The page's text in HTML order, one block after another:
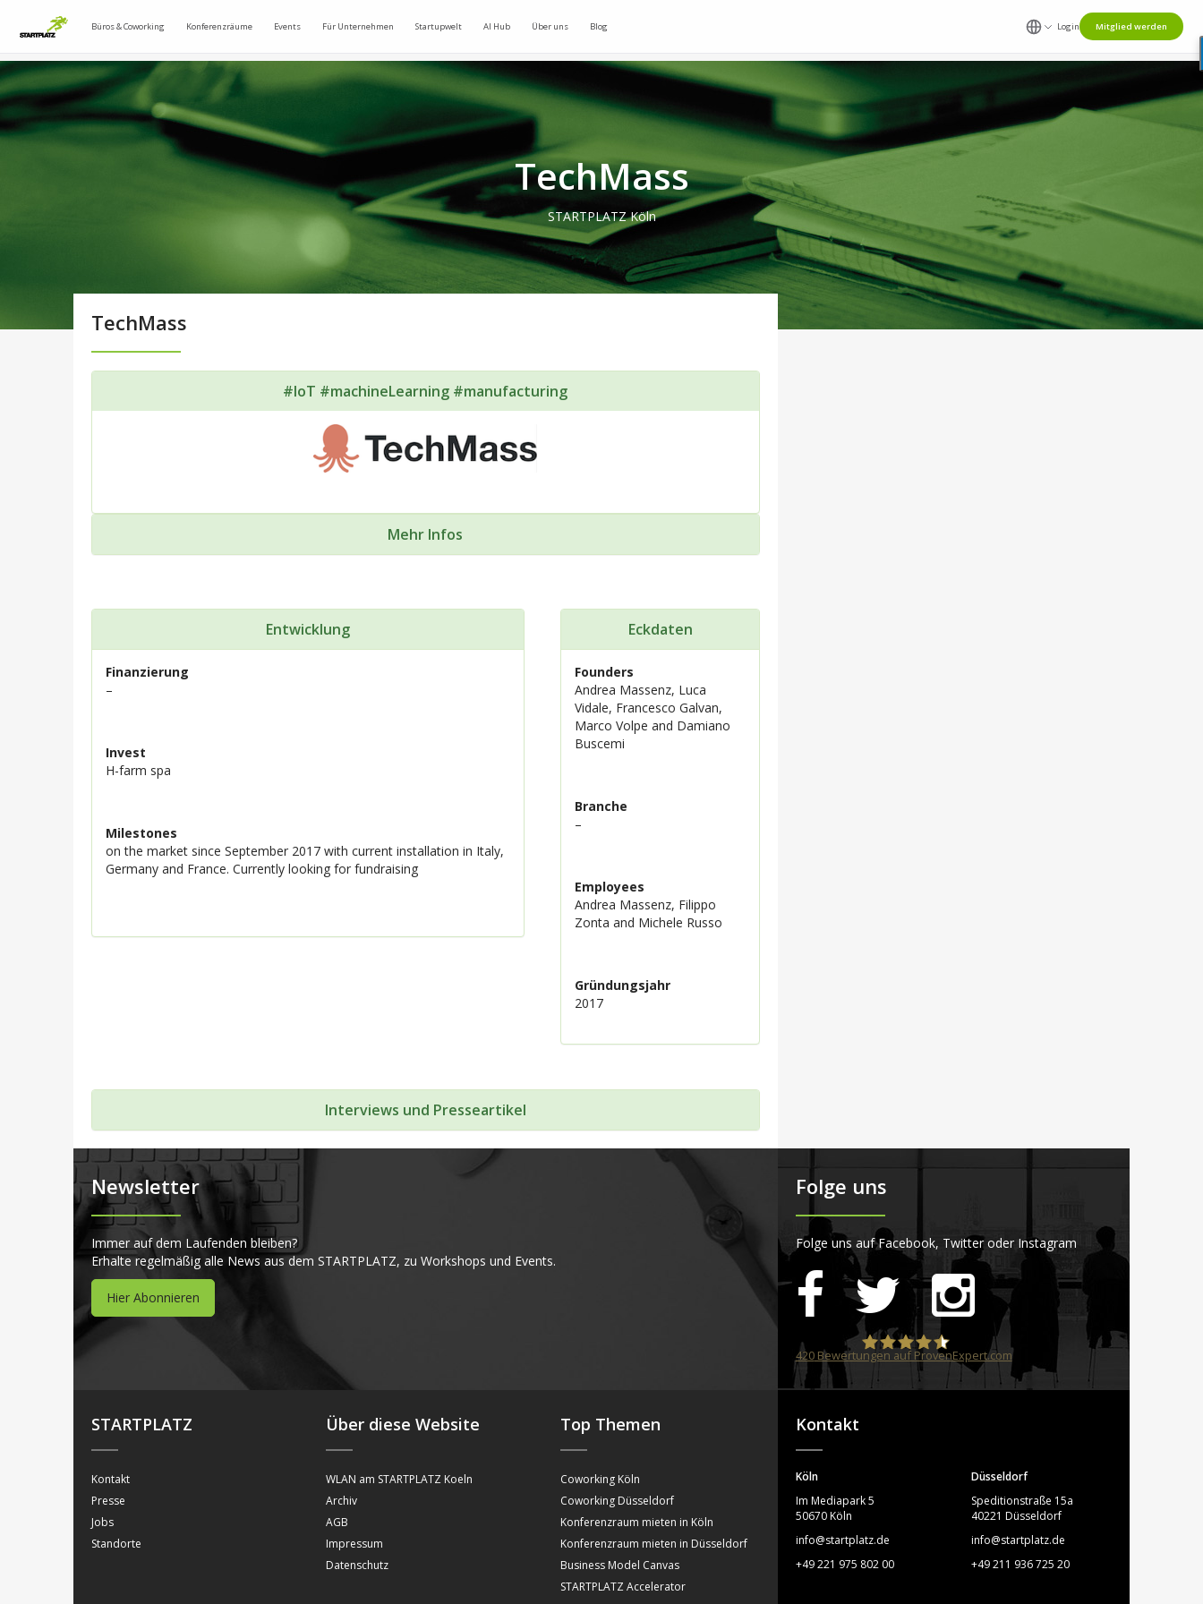
Büros & Coworking Konferenzräume Events Für Unternehmen Startupwelt AI Hub Über uns Blog Login Mitglied werden
TechMass
STARTPLATZ Köln
TechMass
#IoT #machineLearning #manufacturing
Mehr Infos
Entwicklung
Finanzierung
–
Invest
H-farm spa
Milestones
on the market since September 2017 with current installation in Italy,
Germany and France. Currently looking for fundraising
Eckdaten
Founders
Andrea Massenz, Luca
Vidale, Francesco Galvan,
Marco Volpe and Damiano
Buscemi
Branche
–
Employees
Andrea Massenz, Filippo
Zonta and Michele Russo
Gründungsjahr
2017
Interviews und Presseartikel
Newsletter
Immer auf dem Laufenden bleiben?
Erhalte regelmäßig alle News aus dem STARTPLATZ, zu Workshops und Events.
Hier Abonnieren
Folge uns
Folge uns auf Facebook, Twitter oder Instagram
STARTPLATZ
420Bewertungen auf ProvenExpert.com
STARTPLATZ
Kontakt
Presse
Jobs
Standorte
Über diese Website
WLAN am STARTPLATZ Koeln
Archiv
AGB
Impressum
Datenschutz
Top Themen
Coworking Köln
Coworking Düsseldorf
Konferenzraum mieten in Köln
Konferenzraum mieten in Düsseldorf
Business Model Canvas
STARTPLATZ Accelerator
Kontakt
Köln
Im Mediapark 5
50670 Köln
info@startplatz.de
+49 221 975 802 00
Düsseldorf
Speditionstraße 15a
40221 Düsseldorf
info@startplatz.de
+49 211 936 725 20